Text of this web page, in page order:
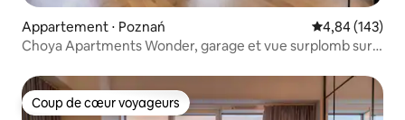
Appartement ⋅ Poznań Évaluation
4,84 (143)
Choya Apartments Wonder, garage et vue surplomb sur
Coup de cœur voyageurs
Coup de cœur voyageurs